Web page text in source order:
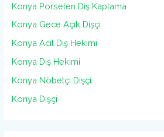
Konya Porselen Diş Kaplama
Konya Gece Açık Dişçi
Konya Acil Diş Hekimi
Konya Diş Hekimi
Konya Nöbetçi Dişçi
Konya Dişçi